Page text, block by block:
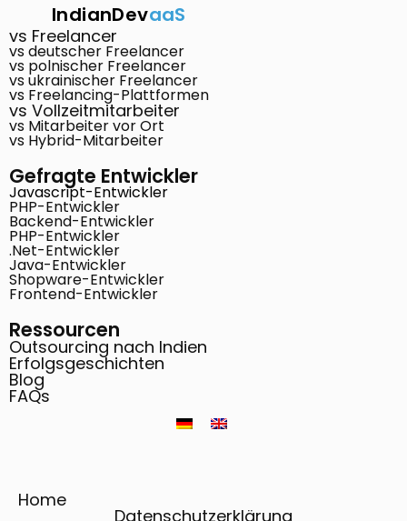
IndianDevaaS
vs Freelancer
vs deutscher Freelancer
vs polnischer Freelancer
vs ukrainischer Freelancer
vs Freelancing-Plattformen
vs Vollzeitmitarbeiter
vs Mitarbeiter vor Ort
vs Hybrid-Mitarbeiter
Gefragte Entwickler
Javascript-Entwickler
PHP-Entwickler
Backend-Entwickler
PHP-Entwickler
.Net-Entwickler
Java-Entwickler
Shopware-Entwickler
Frontend-Entwickler
Ressourcen
Outsourcing nach Indien
Erfolgsgeschichten
Blog
FAQs
Home
Datenschutzerklärung